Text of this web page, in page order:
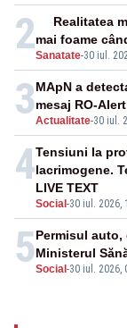
2Sanatate-30 iul.
Realitatea
mai foame
3Actualitate-30 iul.
MApN a
mesaj RO-
4
Social-30 iul. 2026,
Tensiuni la
lacrimogene.
LIVE TEXT
5Social-30 iul. 2026,
Permisul
Ministerul